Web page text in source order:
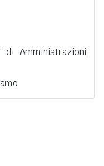
di Amministrazioni,